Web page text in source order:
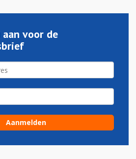
aan voor de